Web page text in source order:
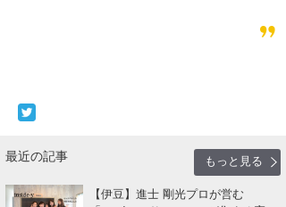
最近の記事
もっと見る
【伊豆】進士 剛光プロが営む